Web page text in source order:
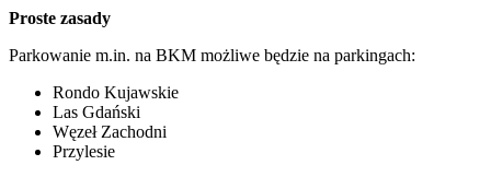
Proste zasady
Parkowanie m.in. na BKM możliwe będzie na parkingach:
Rondo Kujawskie
Las Gdański
Węzeł Zachodni
Przylesie